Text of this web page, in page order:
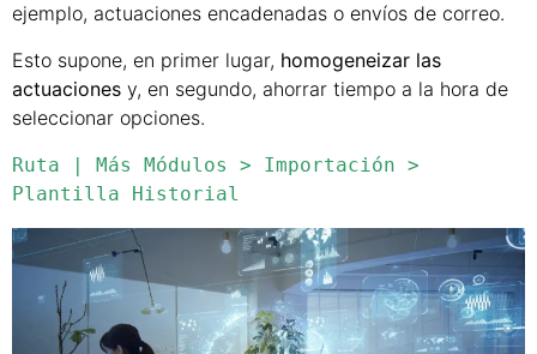
ejemplo, actuaciones encadenadas o envíos de correo.
Esto supone, en primer lugar, homogeneizar las
actuaciones y, en segundo, ahorrar tiempo a la hora de
seleccionar opciones.
Ruta | Más Módulos > Importación >
Plantilla Historial